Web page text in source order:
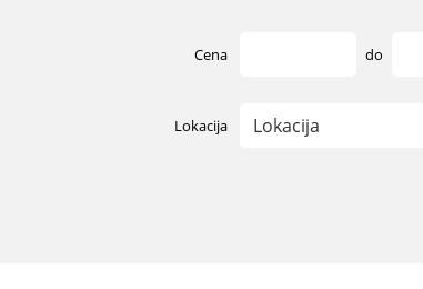
Cena do
Lokacija